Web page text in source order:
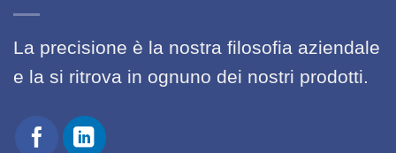
La precisione è la nostra filosofia aziendale
e la si ritrova in ognuno dei nostri prodotti.